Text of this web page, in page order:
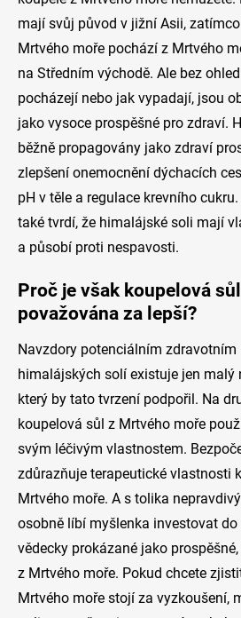
mají svůj původ v jižní Asii,
Mrtvého moře pochází z Mrtvého
na Středním východě. Ale bez
pocházejí nebo jak vypadají, jsou
jako vysoce prospěšné pro zdraví.
běžně propagovány jako zdraví
zlepšení onemocnění dýchacích
pH v těle a regulace krevního
také tvrdí, že himalájské soli mají
a působí proti nespavosti.
Proč je však koupelová
považována za lepší?
Navzdory potenciálním zdravotním
himalájských solí existuje jen malý
který by tato tvrzení podpořil. Na
koupelová sůl z Mrtvého moře
svým léčivým vlastnostem.
zdůrazňuje terapeutické vlastnosti
Mrtvého moře. A s tolika
osobně líbí myšlenka investovat do
vědecky prokázané jako
z Mrtvého moře. Pokud chcete
Mrtvého moře stojí za vyzkoušení,